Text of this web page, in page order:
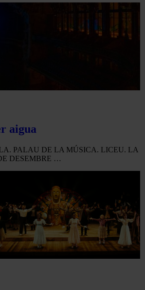
aigua
PALAU DE LA MÚSICA. LICEU. LA
DESEMBRE …